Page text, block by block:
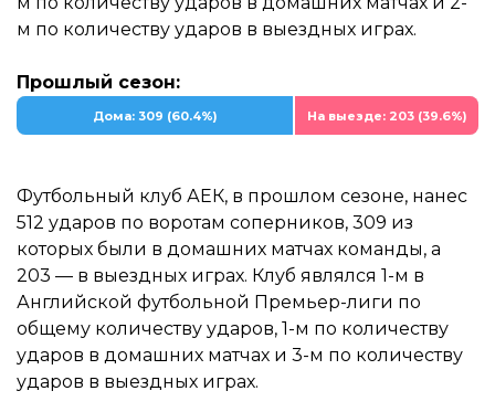
м по количеству ударов в выездных играх.
Прошлый сезон:
Дома: 309 (60.4%) На выезде: 203 (39.6%)
Футбольный клуб АЕК, в прошлом сезоне, нанес
512 ударов по воротам соперников, 309 из
которых были в домашних матчах команды, а
203 — в выездных играх. Клуб являлся 1-м в
Английской футбольной Премьер-лиги по
общему количеству ударов, 1-м по количеству
ударов в домашних матчах и 3-м по количеству
ударов в выездных играх.